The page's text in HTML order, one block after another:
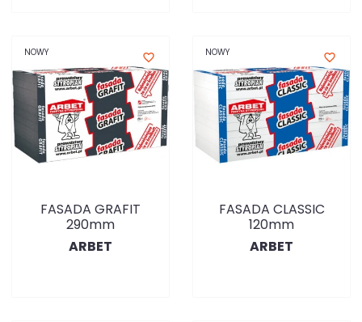
NOWY favorite_border
FASADA GRAFIT
290mm
ARBET
NOWY favorite_border
FASADA CLASSIC
120mm
ARBET